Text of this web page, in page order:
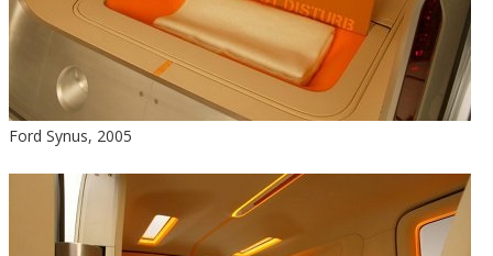
Ford Synus, 2005